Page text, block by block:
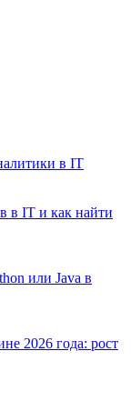
в IT
в IT и как найти
или Java в
2026 года: рост